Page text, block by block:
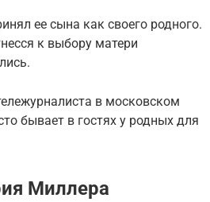
ее сына как своего родного.
к выбору матери
в московском
бывает в гостях у родных для
Миллера